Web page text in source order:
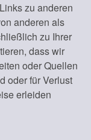
zu anderen
anderen als
zu Ihrer
dass wir
oder Quellen
oder für Verlust
erleiden